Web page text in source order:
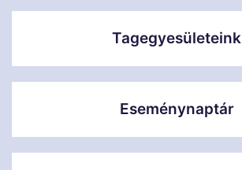
Tagegyesületeink
Eseménynaptár